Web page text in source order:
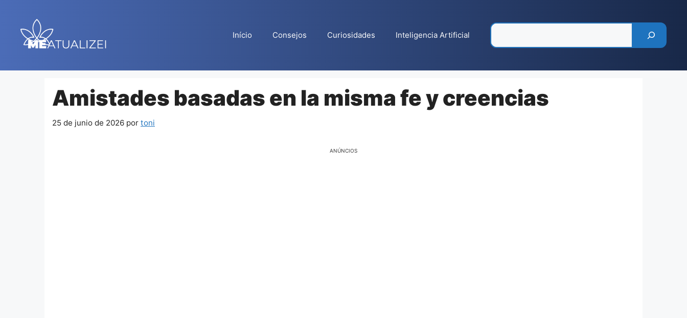
contenido
Início Consejos Curiosidades Inteligencia Artificial
Amistades basadas en la misma fe y creencias
25 de junio de 2026 por toni
ANÚNCIOS